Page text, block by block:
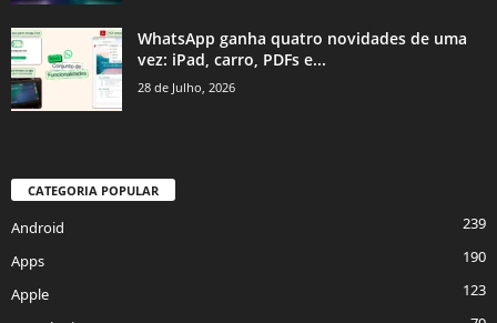
WhatsApp ganha quatro novidades de uma
vez: iPad, carro, PDFs e...
28 de Julho, 2026
CATEGORIA POPULAR
Android
239
Apps
190
Apple
123